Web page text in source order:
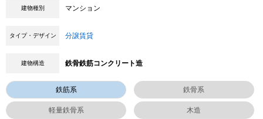
建物種別 マンション
タイプ・デザイン 分譲賃貸
建物構造 鉄骨鉄筋コンクリート造
鉄筋系 鉄骨系
軽量鉄骨系 木造